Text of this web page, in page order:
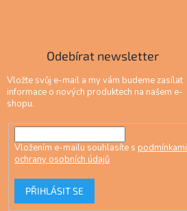
Odebírat newsletter
Vložte svůj e-mail a my vám budeme zasílat
informace o nových produktech na našem e-
shopu.
Vložením e-mailu souhlasíte s podmínkami
ochrany osobních údajů
PŘIHLÁSIT SE